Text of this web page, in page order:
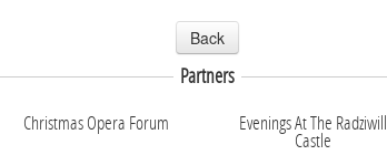
Back
Partners
Christmas Opera Forum Evenings At The Radziwill
Castle